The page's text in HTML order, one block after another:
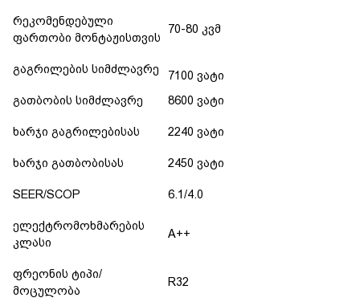
დაბრუნება და გადაცვლის
პოლიტიკა
რეკომენდებული
ფართობი მონტაჟისთვის
70-80 კვმ
გაგრილების სიმძლავრე
7100 ვატი
გათბობის სიმძლავრე
8600 ვატი
ხარჯი გაგრილებისას 2240 ვატი
ხარჯი გათბობისას 2450 ვატი
SEER/SCOP 6.1/4.0
ელექტრომოხმარების
კლასი
A++
ფრეონის ტიპი/
მოცულობა
R32